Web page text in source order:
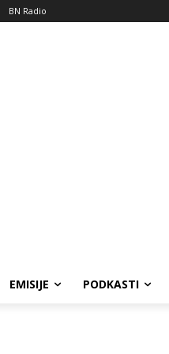
BN Radio
EMISIJE PODKASTI